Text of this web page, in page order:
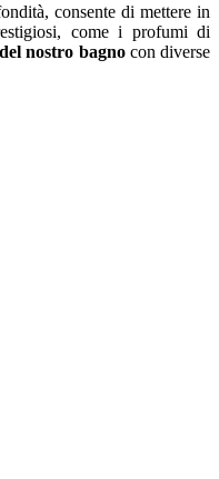
consente di mettere in
come i profumi di
nostro bagnocon diverse